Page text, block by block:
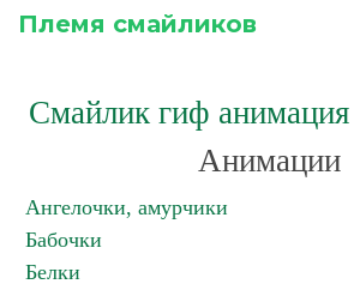
Племя смайликов
Смайлик гиф анимация
Анимации
Ангелочки, амурчики
Бабочки
Белки